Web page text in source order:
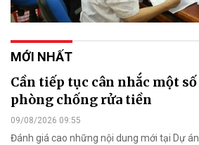
MỚI NHẤT
Cần tiếp tục cân nhắc một
phòng chống rửa tiền
09/08/2026 09:55
Đánh giá cao những nội dung mới tại Dự